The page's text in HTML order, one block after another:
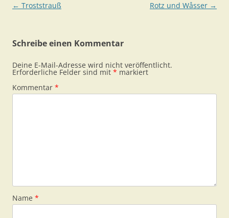
Beitragsnavigation
← Troststrauß Rotz und Wåsser →
Schreibe einen Kommentar
Deine E-Mail-Adresse wird nicht veröffentlicht.
Erforderliche Felder sind mit * markiert
Kommentar *
Name *